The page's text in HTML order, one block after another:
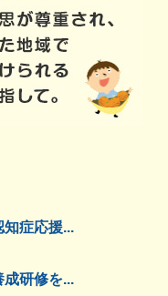
症応援...
研修を...